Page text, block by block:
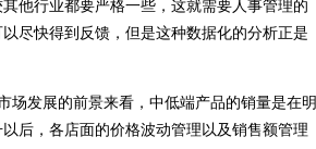
他行业都要严格一些，这就需要人事管理的
尽快得到反馈，但是这种数据化的分析正是
场发展的前景来看，中低端产品的销量是在明
后，各店面的价格波动管理以及销售额管理